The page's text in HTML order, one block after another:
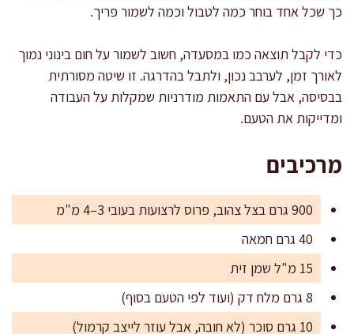
כך שכל אחד בוחר כמה לטבול וכמה לשמור פריך.
כדי לקבל תוצאה כמו במסעדה, חשוב לשמור על חום בינוני נמוך
לאורך זמן, לערבב נכון, ולתבל בהדרגה. זו שיטה מסורתית
בבסיסה, אבל עם התאמות מודרניות שמקלות על העבודה
ומדייקות את הטעם.
מרכיבים
900 גרם בצל צהוב, פרוס לרצועות בעובי 3–4 מ"מ
40 גרם חמאה
15 מ"ל שמן זית
8 גרם מלח דק (ועוד לפי הטעם בסוף)
10 גרם סוכר (לא חובה, אבל עוזר לייצב קרמול)